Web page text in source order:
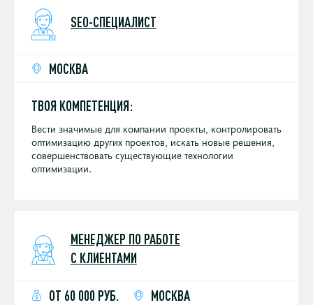
сотрудники).
SEO-СПЕЦИАЛИСТ
МОСКВА
ТВОЯ КОМПЕТЕНЦИЯ:
Вести значимые для компании проекты, контролировать
оптимизацию других проектов, искать новые решения,
совершенствовать существующие технологии
оптимизации.
МЕНЕДЖЕР ПО РАБОТЕ
С КЛИЕНТАМИ
ОТ 60 000 РУБ. МОСКВА